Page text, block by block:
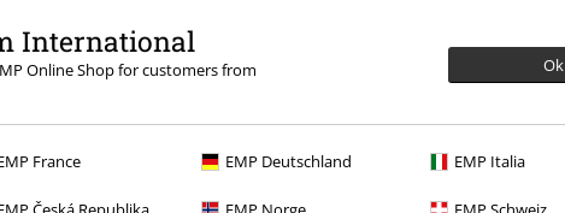
International
Online Shop for customers from
Ok
France EMP Deutschland EMP Italia